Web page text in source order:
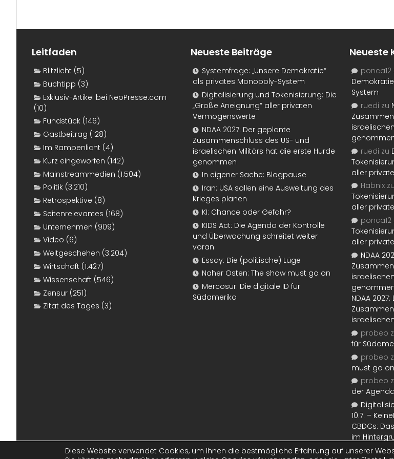
Leitfaden
Blitzlicht (5)
Buchtipp (3)
Exklusiv-Artikel bei NeoPresse.com
(10)
Fundstück (146)
Gastbeitrag (128)
Im Rampenlicht (4)
Kurz eingeworfen (142)
Mainstreammedien (1.504)
Politik (3.210)
Retrospektive (8)
Seitenrelevantes (168)
Unternehmen (909)
Video (6)
Weltgeschehen (3.204)
Wirtschaft (1.427)
Wissenschaft (546)
Zensur (251)
Zitat des Tages (3)
Neueste Beiträge
Systemfrage: „Unsere Demokratie“
als privates Monopoly-System
Digitalisierung und Tokenisierung: Die
„Große Aneignung“ aller privaten
Vermögenswerte
NDAA 2027: Der geplante
Zusammenschluss des US- und
israelischen Militärs hat die erste Hürde
genommen
In eigener Sache: Blogpause
Iran: USA sollen eine Ausweitung des
Krieges planen
KI: Chance oder Gefahr?
KIDS Act: Die Agenda der Kontrolle
und Überwachung schreitet weiter
voran
Essay: Die (politische) Lüge
Naher Osten: The show must go on
Mercosur: Die digitale ID für
Südamerika
Neueste
ponca12
System
ruedi zu
ruedi zu
aller
Habnix zu
aller
ponca12
aller
NDAA
NDAA
probeo
für
probeo
must go on
probeo
der
10.7. –
CBDCs:
im
Diese Website verwendet Cookies, um Ihnen die bestmögliche Erfahrung auf unserer